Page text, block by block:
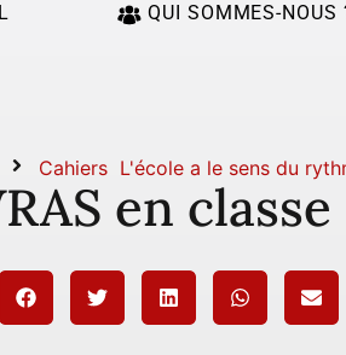
QUI SOMMES-NOUS
Cahiers L'école a le sens du
en classe